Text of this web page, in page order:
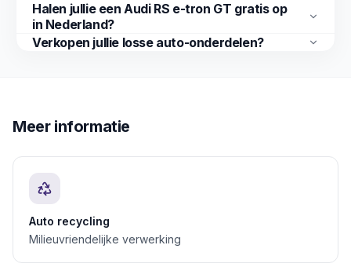
Halen jullie een Audi RS e-tron GT gratis op
in Nederland?
Verkopen jullie losse auto-onderdelen?
Meer informatie
Auto recycling
Milieuvriendelijke verwerking